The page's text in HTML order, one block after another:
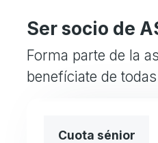
Ser socio de
Forma parte de la
benefíciate de
Cuota sénior